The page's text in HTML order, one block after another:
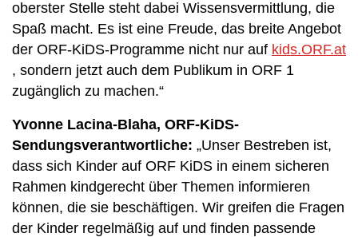
oberster Stelle steht dabei Wissensvermittlung, die
Spaß macht. Es ist eine Freude, das breite Angebot
der ORF-KiDS-Programme nicht nur auf kids.ORF.at
, sondern jetzt auch dem Publikum in ORF 1
zugänglich zu machen.“
Yvonne Lacina-Blaha, ORF-KiDS-
Sendungsverantwortliche: „Unser Bestreben ist,
dass sich Kinder auf ORF KiDS in einem sicheren
Rahmen kindgerecht über Themen informieren
können, die sie beschäftigen. Wir greifen die Fragen
der Kinder regelmäßig auf und finden passende